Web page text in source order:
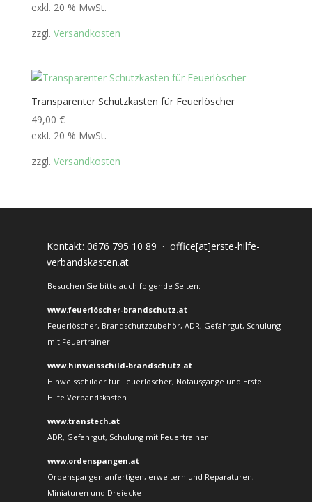
exkl. 20 % MwSt.
zzgl. Versandkosten
Transparenter Schutzkasten für Feuerlöscher
49,00 €
exkl. 20 % MwSt.
zzgl. Versandkosten
Kontakt: 0676 795 10 89 · office[at]erste-hilfe-
verbandskasten.at
Besuchen Sie bitte auch folgende Seiten:
www.feuerlöscher-brandschutz.at
Feuerlöscher, Brandschutzzubehör, ADR, Gefahrgut, Schulung
mit Feuertrainer
www.hinweisschild-brandschutz.at
Hinweisschilder für Feuerlöscher, Notausgänge und Erste
Hilfe Verbandskasten
www.transtech.at
ADR, Gefahrgut, Schulung mit Feuertrainer
www.ordenspangen.at
Ordenspangen anfertigen, erweitern und Reparaturen,
Miniaturen und Dreiecke